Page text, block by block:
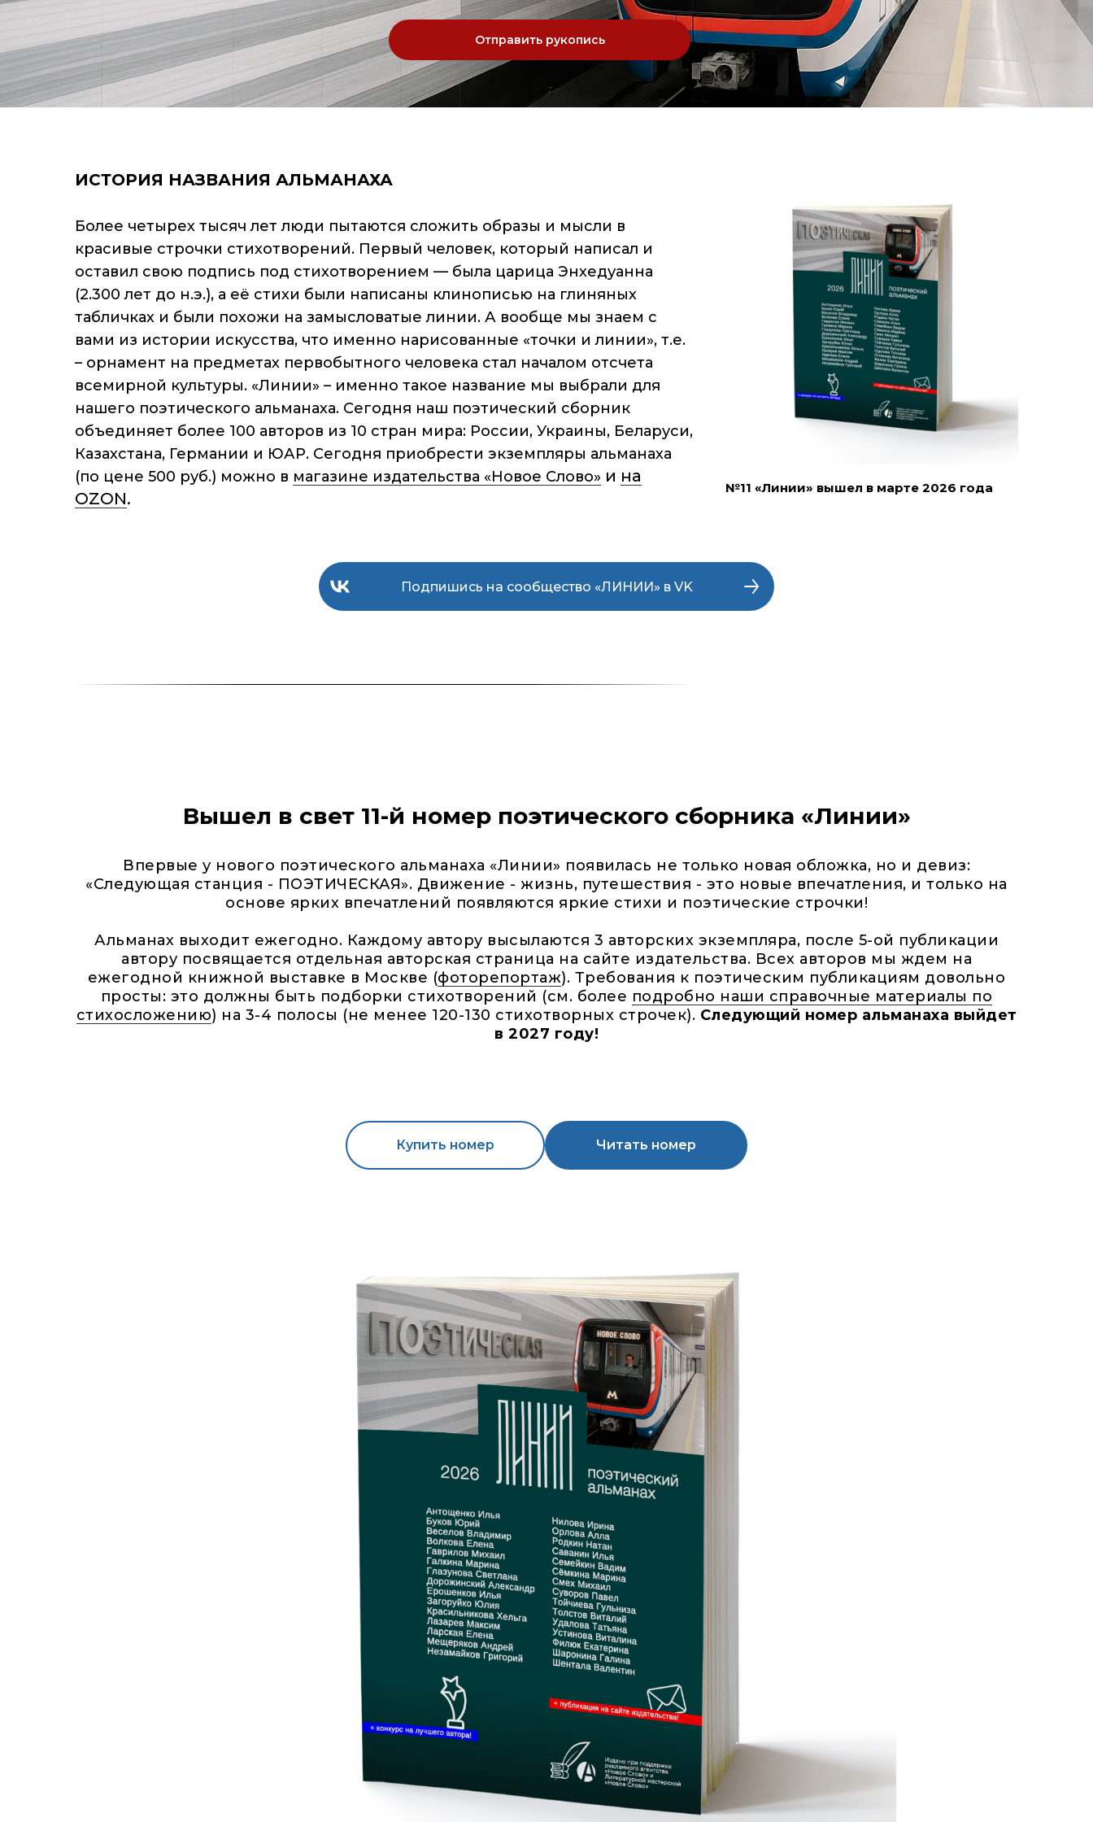
Отправить рукопись
ИСТОРИЯ НАЗВАНИЯ АЛЬМАНАХА
Более четырех тысяч лет люди пытаются сложить образы и мысли в
красивые строчки стихотворений. Первый человек, который написал и
оставил свою подпись под стихотворением — была царица Энхедуанна
(2.300 лет до н.э.), а её стихи были написаны клинописью на глиняных
табличках и были похожи на замысловатые линии. А вообще мы знаем с
вами из истории искусства, что именно нарисованные «точки и линии», т.е.
– орнамент на предметах первобытного человека стал началом отсчета
всемирной культуры. «Линии» – именно такое название мы выбрали для
нашего поэтического альманаха. Сегодня наш поэтический сборник
объединяет более 100 авторов из 10 стран мира: России, Украины, Беларуси,
Казахстана, Германии и ЮАР. Сегодня приобрести экземпляры альманаха
(по цене 500 руб.) можно в магазине издательства «Новое Слово» и на
OZON.
№11 «Линии» вышел в марте 2026 года
Подпишись на сообщество «ЛИНИИ» в VK
Вышел в свет 11-й номер поэтического сборника «Линии»
Впервые у нового поэтического альманаха «Линии» появилась не только новая обложка, но и девиз:
«Следующая станция - ПОЭТИЧЕСКАЯ». Движение - жизнь, путешествия - это новые впечатления, и только на
основе ярких впечатлений появляются яркие стихи и поэтические строчки!
Альманах выходит ежегодно. Каждому автору высылаются 3 авторских экземпляра, после 5-ой публикации
автору посвящается отдельная авторская страница на сайте издательства. Всех авторов мы ждем на
ежегодной книжной выставке в Москве (фоторепортаж). Требования к поэтическим публикациям довольно
просты: это должны быть подборки стихотворений (см. более подробно наши справочные материалы по
стихосложению) на 3-4 полосы (не менее 120-130 стихотворных строчек). Следующий номер альманаха выйдет
в 2027 году!
Купить номер Читать номер